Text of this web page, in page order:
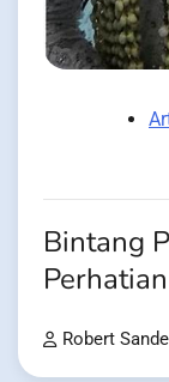
Bintang
Robert